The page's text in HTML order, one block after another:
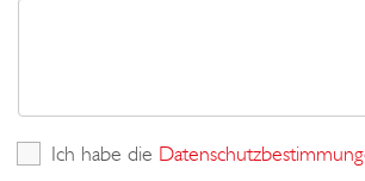
Ich habe die